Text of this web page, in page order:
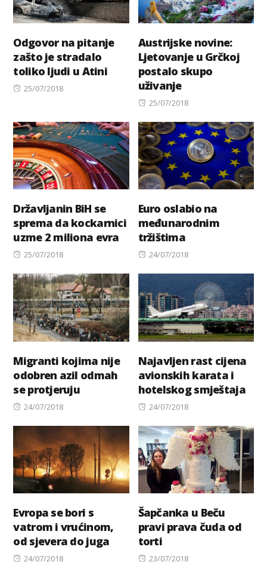
Odgovor na pitanje
zašto je stradalo
toliko ljudi u Atini
Posted
25/07/2018
Austrijske novine:
Ljetovanje u Grčkoj
postalo skupo
uživanje
Posted
25/07/2018
Državljanin BiH se
sprema da kockarnici
uzme 2 miliona evra
Posted
25/07/2018
Euro oslabio na
međunarodnim
tržištima
Posted
24/07/2018
Migranti kojima nije
odobren azil odmah
se protjeruju
Posted
24/07/2018
Najavljen rast cijena
avionskih karata i
hotelskog smještaja
Posted
24/07/2018
Evropa se bori s
vatrom i vrućinom,
od sjevera do juga
Posted
24/07/2018
Šapčanka u Beču
pravi prava čuda od
torti
Posted
23/07/2018